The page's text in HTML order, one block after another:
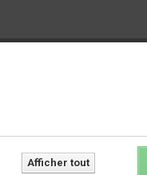
Afficher tout